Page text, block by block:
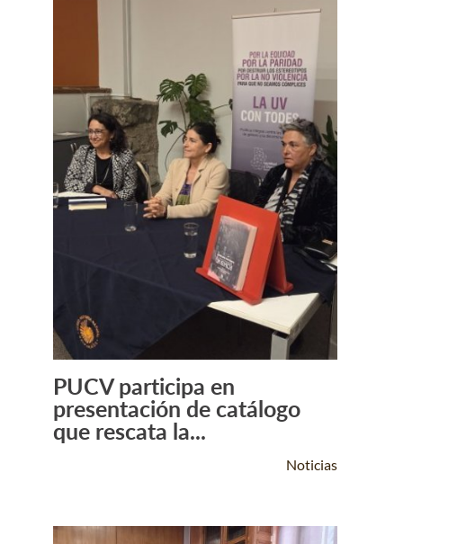
Leer Más +
PUCV participa en
presentación de catálogo
que rescata la...
Noticias